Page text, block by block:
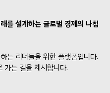
설계하는 글로벌 경제의 나침
는 리더들을 위한 플랫폼입니다.
가는 길을 제시합니다.